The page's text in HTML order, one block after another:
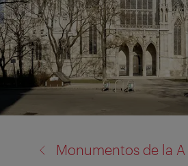
Monumentos de la A